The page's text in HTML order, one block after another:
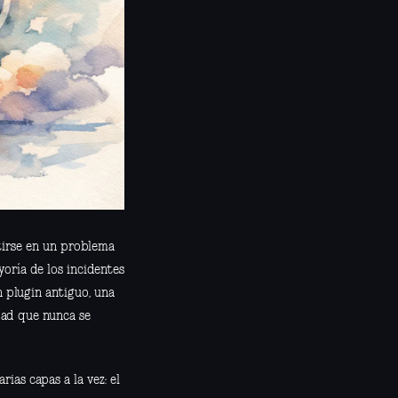
en un problema
de los incidentes
plugin antiguo, una
que nunca se
capas a la vez: el